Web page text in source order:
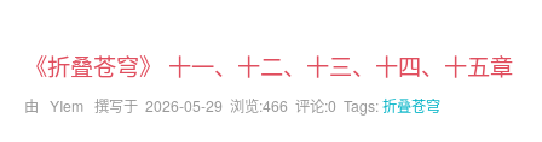
《折叠苍穹》 十一、十二、十三、十四、十五章
由 YIem 撰写于 2026-05-29 浏览:466 评论:0 Tags:折叠苍穹